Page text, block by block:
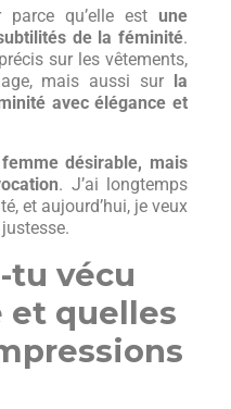
qu’elle est une
de la féminité.
sur les vêtements,
mais aussi sur la
avec élégance et
désirable, mais
. J’ai longtemps
et aujourd’hui, je veux
tu vécu
et quelles